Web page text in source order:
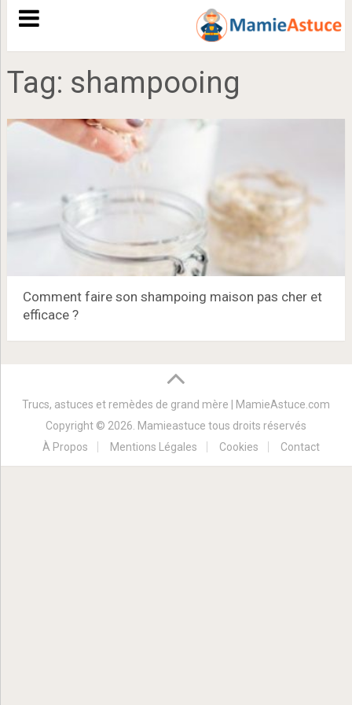
Tag: shampooing
Comment faire son shampoing maison pas cher et
efficace ?
Trucs, astuces et remèdes de grand mère | MamieAstuce.com
Copyright © 2026. Mamieastuce tous droits réservés
À Propos
Mentions Légales Cookies Contact